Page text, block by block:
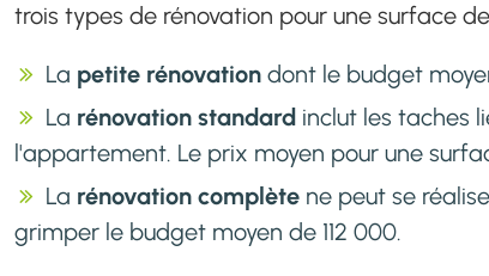
trois types de rénovation pour une surface
La petite rénovation dont le budget
La rénovation standard inclut les taches
l'appartement. Le prix moyen pour une
La rénovation complète ne peut se
grimper le budget moyen de 112 000.